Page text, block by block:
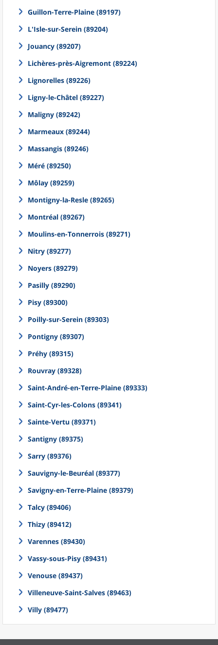
Guillon-Terre-Plaine (89197)
L'Isle-sur-Serein (89204)
Jouancy (89207)
Lichères-près-Aigremont (89224)
Lignorelles (89226)
Ligny-le-Châtel (89227)
Maligny (89242)
Marmeaux (89244)
Massangis (89246)
Méré (89250)
Môlay (89259)
Montigny-la-Resle (89265)
Montréal (89267)
Moulins-en-Tonnerrois (89271)
Nitry (89277)
Noyers (89279)
Pasilly (89290)
Pisy (89300)
Poilly-sur-Serein (89303)
Pontigny (89307)
Préhy (89315)
Rouvray (89328)
Saint-André-en-Terre-Plaine (89333)
Saint-Cyr-les-Colons (89341)
Sainte-Vertu (89371)
Santigny (89375)
Sarry (89376)
Sauvigny-le-Beuréal (89377)
Savigny-en-Terre-Plaine (89379)
Talcy (89406)
Thizy (89412)
Varennes (89430)
Vassy-sous-Pisy (89431)
Venouse (89437)
Villeneuve-Saint-Salves (89463)
Villy (89477)